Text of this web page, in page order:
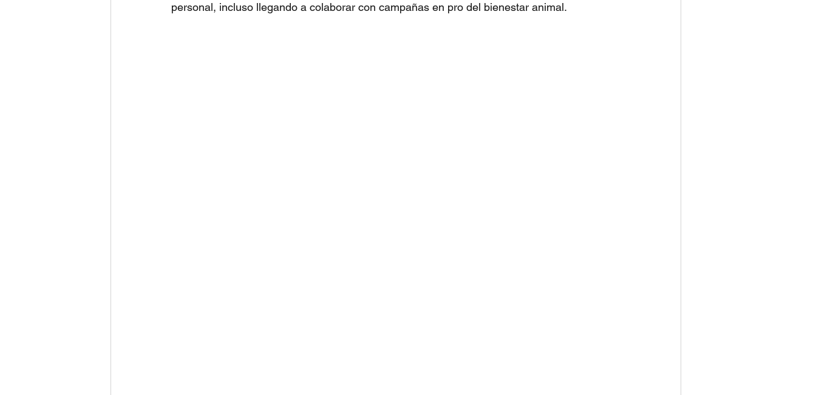
personal, incluso llegando a colaborar con campañas en pro del bienestar animal.